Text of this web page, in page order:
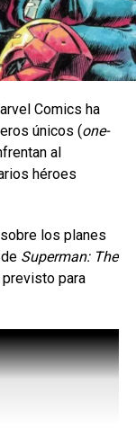
Comics ha
únicos (one-
al
héroes
los planes
Superman: The
para